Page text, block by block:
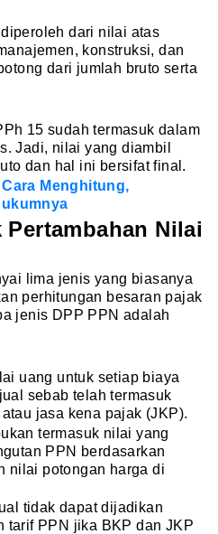
dari nilai atas
konstruksi, dan
dari jumlah bruto serta
15 sudah termasuk dalam
Jadi, nilai yang diambil
dan hal ini bersifat final.
Menghitung,
Pertambahan Nilai
lima jenis yang biasanya
perhitungan besaran pajak
jenis DPP PPN adalah
uang untuk setiap biaya
sebab telah termasuk
jasa kena pajak (JKP).
termasuk nilai yang
PPN berdasarkan
nilai potongan harga di
tidak dapat dijadikan
tarif PPN jika BKP dan JKP